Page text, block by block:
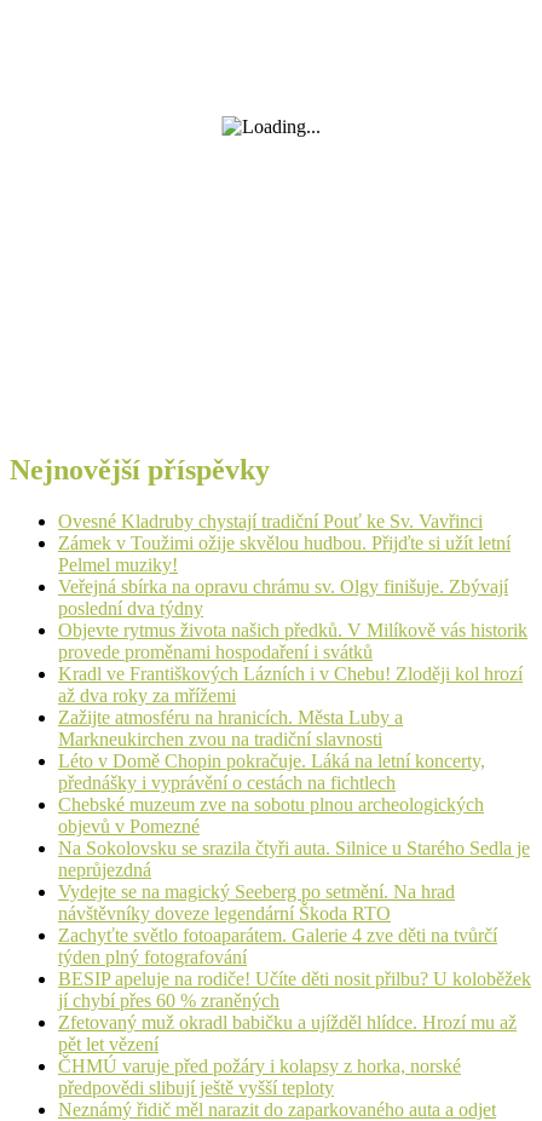
Nejnovější příspěvky
Ovesné Kladruby chystají tradiční Pouť ke Sv. Vavřinci
Zámek v Toužimi ožije skvělou hudbou. Přijďte si užít letní
Pelmel muziky!
Veřejná sbírka na opravu chrámu sv. Olgy finišuje. Zbývají
poslední dva týdny
Objevte rytmus života našich předků. V Milíkově vás historik
provede proměnami hospodaření i svátků
Kradl ve Františkových Lázních i v Chebu! Zloději kol hrozí
až dva roky za mřížemi
Zažijte atmosféru na hranicích. Města Luby a
Markneukirchen zvou na tradiční slavnosti
Léto v Domě Chopin pokračuje. Láká na letní koncerty,
přednášky i vyprávění o cestách na fichtlech
Chebské muzeum zve na sobotu plnou archeologických
objevů v Pomezné
Na Sokolovsku se srazila čtyři auta. Silnice u Starého Sedla je
neprůjezdná
Vydejte se na magický Seeberg po setmění. Na hrad
návštěvníky doveze legendární Škoda RTO
Zachyťte světlo fotoaparátem. Galerie 4 zve děti na tvůrčí
týden plný fotografování
BESIP apeluje na rodiče! Učíte děti nosit přilbu? U koloběžek
jí chybí přes 60 % zraněných
Zfetovaný muž okradl babičku a ujížděl hlídce. Hrozí mu až
pět let vězení
ČHMÚ varuje před požáry i kolapsy z horka, norské
předpovědi slibují ještě vyšší teploty
Neznámý řidič měl narazit do zaparkovaného auta a odjet